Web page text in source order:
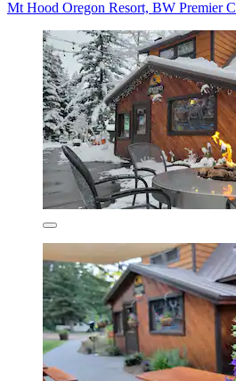
Mt Hood Oregon Resort, BW Premier